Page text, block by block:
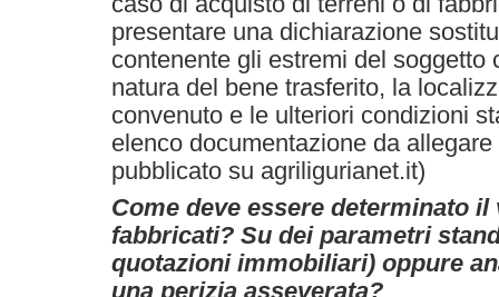
presentare una dichiarazione
contenente gli estremi del soggetto
natura del bene trasferito, la
convenuto e le ulteriori condizioni
elenco documentazione da
pubblicato su agriligurianet.it)
Come deve essere determinato
fabbricati? Su dei parametri
quotazioni immobiliari) oppure
una perizia asseverata?